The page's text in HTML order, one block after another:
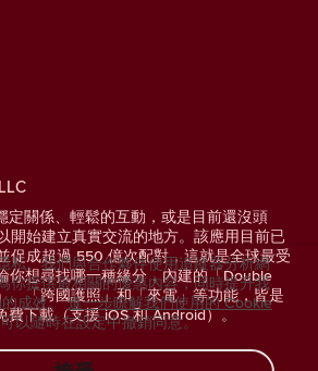
定關係、輕鬆的互動，或是目前還沒頭
開始建立真實交流的地方。該應用目前已
促成超過 550 億次配對，這就是全球最受
你想尋找哪一種緣分，內建的「Double
、「跨國護照」和「來電」等功能，皆是
費下載（支援 iOS 和 Android）。
私。我們與合作夥伴使用追蹤器分析網
你提供最相關的優惠內容，同時提升我
成效。 進一步瞭解我們使用的 Cookie
以隨時在設定中撤銷同意。